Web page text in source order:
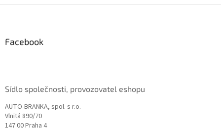
Facebook
Sídlo společnosti, provozovatel eshopu
AUTO-BRANKA, spol. s r.o.
Vlnitá 890/70
147 00 Praha 4